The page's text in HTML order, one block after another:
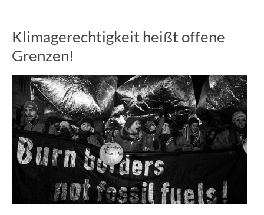
Klimagerechtigkeit heißt offene
Grenzen!